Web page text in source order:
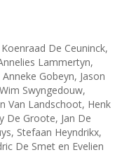
De Ceuninck,
Lammertyn,
Gobeyn, Jason
Swyngedouw,
Van Landschoot, Henk
De Groote, Jan De
Stefaan Heyndrikx,
De Smet en Evelien